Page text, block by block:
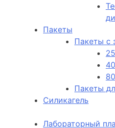
Пакеты
Пакеты с
Пакеты
Силикагель
Лабораторный